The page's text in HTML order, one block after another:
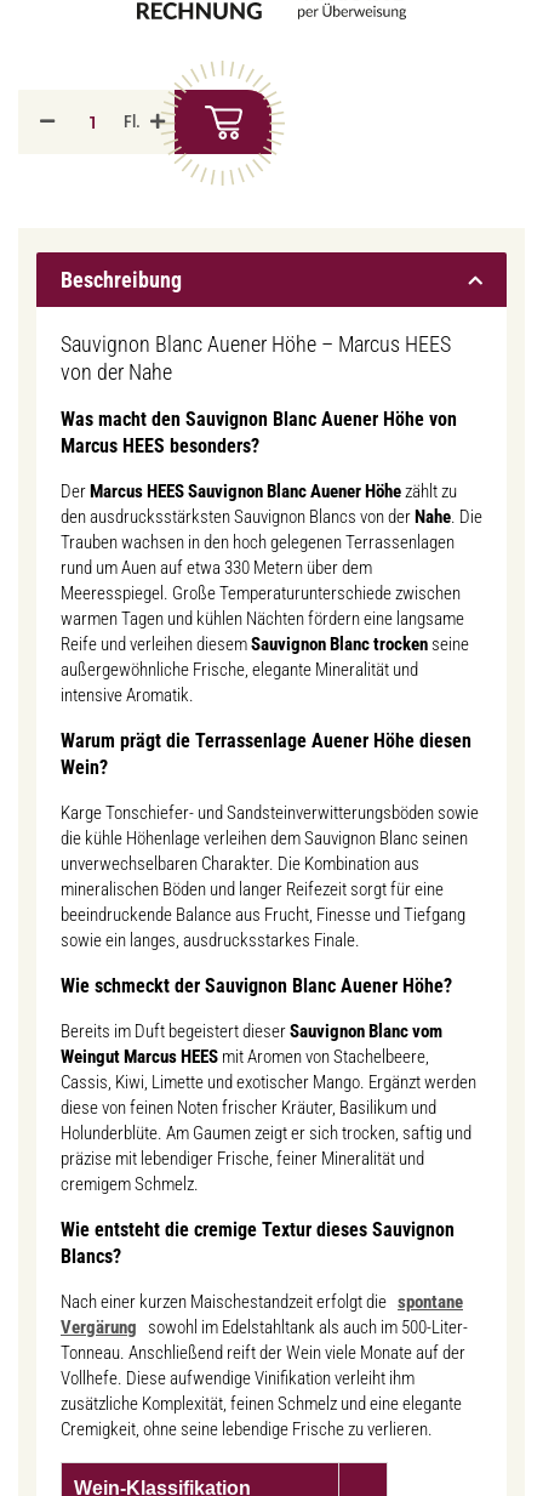
Fl.
Beschreibung
Sauvignon Blanc Auener Höhe – Marcus HEES
von der Nahe
Was macht den Sauvignon Blanc Auener Höhe von
Marcus HEES besonders?
DerMarcus HEES Sauvignon Blanc Auener Höhezählt zu
den ausdrucksstärksten Sauvignon Blancs von derNahe. Die
Trauben wachsen in den hoch gelegenen Terrassenlagen
rund um Auen auf etwa 330 Metern über dem
Meeresspiegel. Große Temperaturunterschiede zwischen
warmen Tagen und kühlen Nächten fördern eine langsame
Reife und verleihen diesemSauvignon Blanc trocken seine
außergewöhnliche Frische, elegante Mineralität und
intensive Aromatik.
Warum prägt die Terrassenlage Auener Höhe diesen
Wein?
Karge Tonschiefer- und Sandsteinverwitterungsböden sowie
die kühle Höhenlage verleihen dem Sauvignon Blanc seinen
unverwechselbaren Charakter. Die Kombination aus
mineralischen Böden und langer Reifezeit sorgt für eine
beeindruckende Balance aus Frucht, Finesse und Tiefgang
sowie ein langes, ausdrucksstarkes Finale.
Wie schmeckt der Sauvignon Blanc Auener Höhe?
Bereits im Duft begeistert dieserSauvignon Blanc vom
Weingut Marcus HEES mit Aromen von Stachelbeere,
Cassis, Kiwi, Limette und exotischer Mango. Ergänzt werden
diese von feinen Noten frischer Kräuter, Basilikum und
Holunderblüte. Am Gaumen zeigt er sich trocken, saftig und
präzise mit lebendiger Frische, feiner Mineralität und
cremigem Schmelz.
Wie entsteht die cremige Textur dieses Sauvignon
Blancs?
Nach einer kurzen Maischestandzeit erfolgt die spontane
Vergärung
sowohl im Edelstahltank als auch im 500-Liter-
Tonneau. Anschließend reift der Wein viele Monate auf der
Vollhefe. Diese aufwendige Vinifikation verleiht ihm
zusätzliche Komplexität, feinen Schmelz und eine elegante
Cremigkeit, ohne seine lebendige Frische zu verlieren.
Wein-Klassifikation